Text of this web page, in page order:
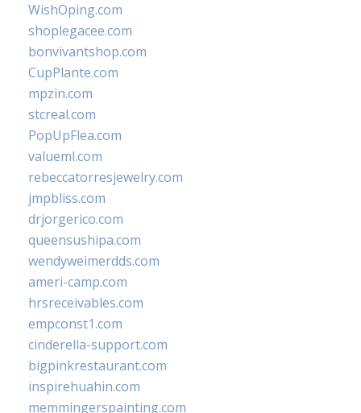
WishOping.com
shoplegacee.com
bonvivantshop.com
CupPlante.com
mpzin.com
stcreal.com
PopUpFlea.com
valueml.com
rebeccatorresjewelry.com
jmpbliss.com
drjorgerico.com
queensushipa.com
wendyweimerdds.com
ameri-camp.com
hrsreceivables.com
empconst1.com
cinderella-support.com
bigpinkrestaurant.com
inspirehuahin.com
memmingerspainting.com